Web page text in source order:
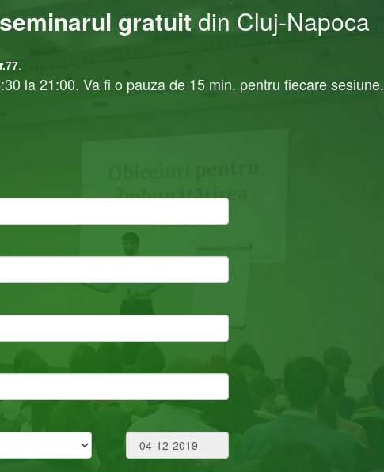
gratuit din Cluj-Napoca
.
la 21:00. Va fi o pauza de 15 min. pentru fiecare sesiune.